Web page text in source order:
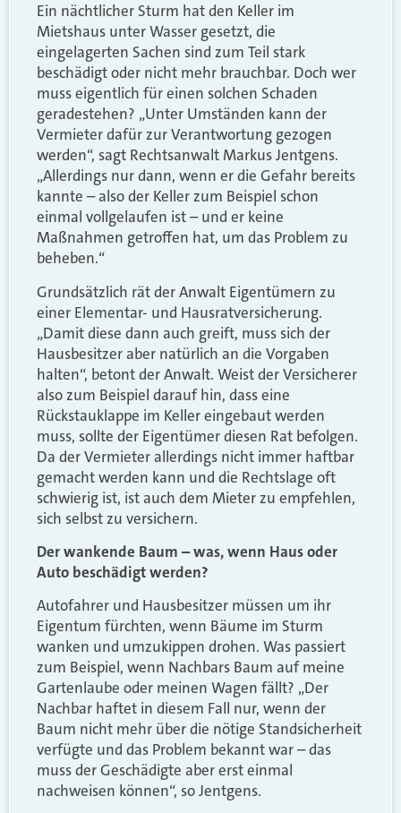
Ein nächtlicher Sturm hat den Keller im
Mietshaus unter Wasser gesetzt, die
eingelagerten Sachen sind zum Teil stark
beschädigt oder nicht mehr brauchbar. Doch wer
muss eigentlich für einen solchen Schaden
geradestehen? „Unter Umständen kann der
Vermieter dafür zur Verantwortung gezogen
werden“, sagt Rechtsanwalt Markus Jentgens.
„Allerdings nur dann, wenn er die Gefahr bereits
kannte – also der Keller zum Beispiel schon
einmal vollgelaufen ist – und er keine
Maßnahmen getroffen hat, um das Problem zu
beheben.“
Grundsätzlich rät der Anwalt Eigentümern zu
einer Elementar- und Hausratversicherung.
„Damit diese dann auch greift, muss sich der
Hausbesitzer aber natürlich an die Vorgaben
halten“, betont der Anwalt. Weist der Versicherer
also zum Beispiel darauf hin, dass eine
Rückstauklappe im Keller eingebaut werden
muss, sollte der Eigentümer diesen Rat befolgen.
Da der Vermieter allerdings nicht immer haftbar
gemacht werden kann und die Rechtslage oft
schwierig ist, ist auch dem Mieter zu empfehlen,
sich selbst zu versichern.
Der wankende Baum – was, wenn Haus oder
Auto beschädigt werden?
Autofahrer und Hausbesitzer müssen um ihr
Eigentum fürchten, wenn Bäume im Sturm
wanken und umzukippen drohen. Was passiert
zum Beispiel, wenn Nachbars Baum auf meine
Gartenlaube oder meinen Wagen fällt? „Der
Nachbar haftet in diesem Fall nur, wenn der
Baum nicht mehr über die nötige Standsicherheit
verfügte und das Problem bekannt war – das
muss der Geschädigte aber erst einmal
nachweisen können“, so Jentgens.